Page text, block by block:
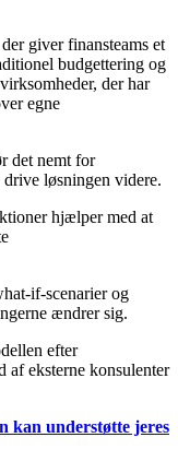
giver finansteams et
budgettering og
der har
egne
det nemt for
løsningen videre.
hjælper med at
if-scenarier og
ændrer sig.
efter
eksterne konsulenter
kan understøtte jeres